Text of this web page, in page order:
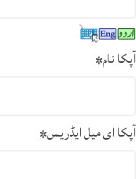
آپکا نام*
آپکا ای میل ایڈریس*